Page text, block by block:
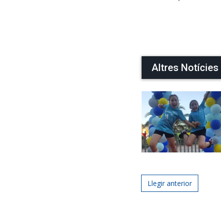
Altres Notícies
Post
Llegir anterior